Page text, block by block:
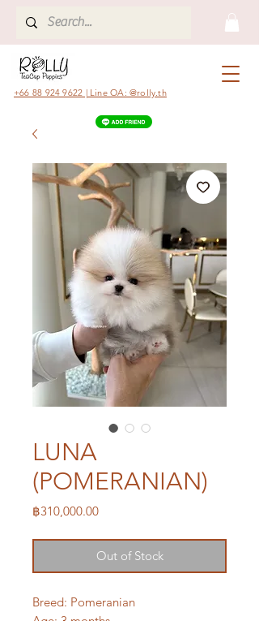
+66 88 924 9622 | Line OA: @rolly.th
LUNA
(POMERANIAN)
฿310,000.00Price
Out of Stock
Breed: Pomeranian